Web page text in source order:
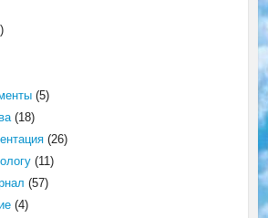
(5)
(18)
(26)
(11)
(57)
(4)